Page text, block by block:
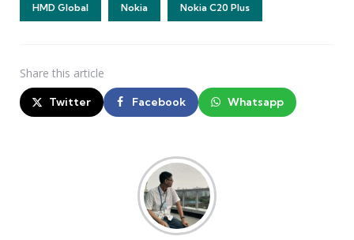
HMD Global Nokia Nokia C20 Plus
Share this article
Twitter Facebook Whatsapp